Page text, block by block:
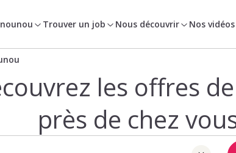
Trouver un job Nous découvrir Nos vidéos
les offres
près de chez